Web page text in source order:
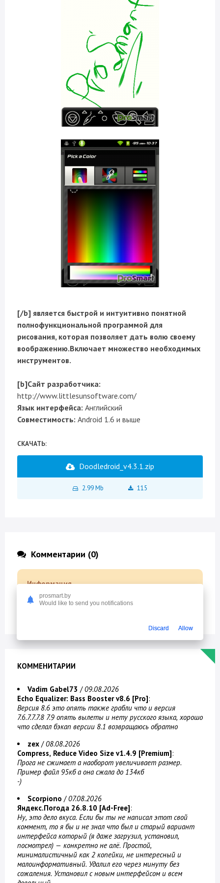
[/b] является быстрой и интуитивно понятной
полнофункциональной программой для
рисования, которая позволяет дать волю своему
воображению.Включает множество необходимых
инструментов.
[b]Сайт разработчика:
http://www.littlesunsoftware.com/
Язык интерфейса: Английский
Совместимость: Android 1.6 и выше
СКАЧАТЬ:
Doodledroid_v4.3.1.zip
2.99 Mb 115
Комментарии (0)
Информация
Посетители, находящиеся в группе
оставлять комментарии к данной публикации.
КОММЕНИТАРИИ
Vadim Gabel73 /09.08.2026
Echo Equalizer: Bass Booster v8.6 [Pro]:
Версия 8.6 это опять также грабли что и версия
7.6.7.7.7.8 7.9 опять вылеты и нету русского языка, хорошо
что сделал бэкап версии 8.1 возвращаюсь обратно
zex /08.08.2026
Compress, Reduce Video Size v1.4.9 [Premium]:
Прога не сжимает а наоборот увеличивает размер.
Пример файл 95кб а она сжала до 134кб
-)
Scorpiono /07.08.2026
Яндекс.Погода 26.8.10 [Ad-Free]:
Ну, это дело вкуса. Если бы ты не написал этот свой
коммент, то я бы и не знал что был и старый вариант
интерфейса который (я даже загрузил, установил,
посмотрел) — конкретно не алё. Простой,
минималистичный как 2 копейки, не интересный и
малоинформативный. Удалил его через минуту без
сожаления. Установил с новым интерфейсом и всем
prosmart.by
Would like to send you notifications
Discard Allow